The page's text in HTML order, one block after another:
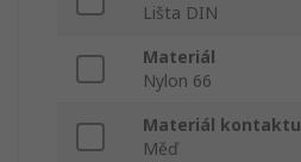
Lišta DIN
Materiál
Nylon 66
Materiál kontaktu
Měď